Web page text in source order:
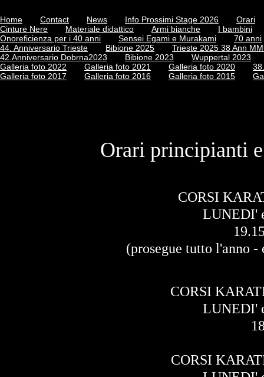
Home Contact News Info Prossimi Stage 2026
Orari
Cinture Nere
Materiale didattico Armi bianche
I bambini
Onoreficienza per i 40 anni
Sensei Egami e Murakami
70 anni
44. Anniversario Trieste
Bibione 2025
Trieste 2025 38 Ann
42.Anniversario Dobrna2023
Bibione 2023
Wuppertal 2023
Galleria foto 2022
Galleria foto 2021 Galleria foto 2020
Galleria foto 2017
Galleria foto 2016 Galleria foto 2015
Orari principianti
CORSI
LUNEDI'
(prosegue tutto l'anno -
CORSI
LUNEDI'
CORSI